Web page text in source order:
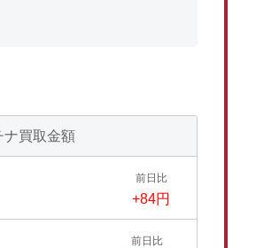
ナ買取金額
前日比
+84円
前日比